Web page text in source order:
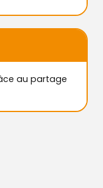
au partage